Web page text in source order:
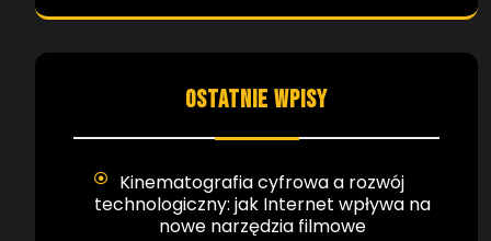
OSTATNIE WPISY
Kinematografia cyfrowa a rozwój
technologiczny: jak Internet wpływa na
nowe narzędzia filmowe